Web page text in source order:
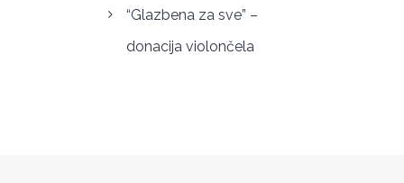
“Glazbena za sve” –
donacija violončela